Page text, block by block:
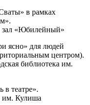
в рамках
зал «Юбилейный»
ясно» для людей
центром).
библиотека им.
театре».
им. Кулиша